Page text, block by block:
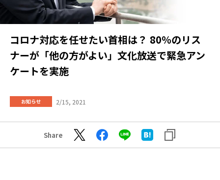
コロナ対応を任せたい首相は？ 80％のリス
ナーが「他の方がよい」文化放送で緊急アン
ケートを実施
お知らせ 2/15, 2021
Share